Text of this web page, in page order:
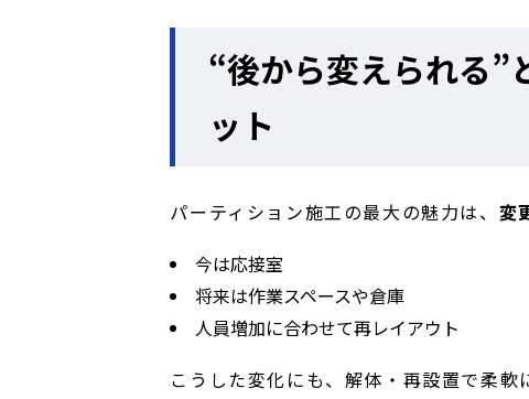
“後から変えられる”
ット
パーティション施工の最大の魅力は、 変
今は応接室
将来は作業スペースや倉庫
人員増加に合わせて再レイアウト
こうした変化にも、解体・再設置で柔軟